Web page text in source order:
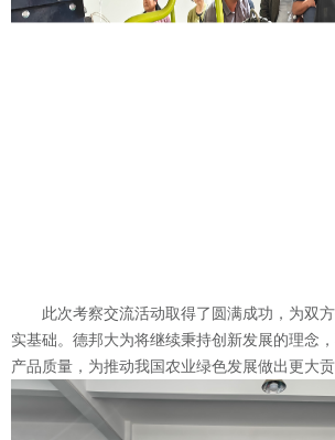
此次考察交流活动取得了圆满成功，为双
实基础。德邦大为将继续秉持创新发展的理念
产品质量，为推动我国农业绿色发展做出更大贡